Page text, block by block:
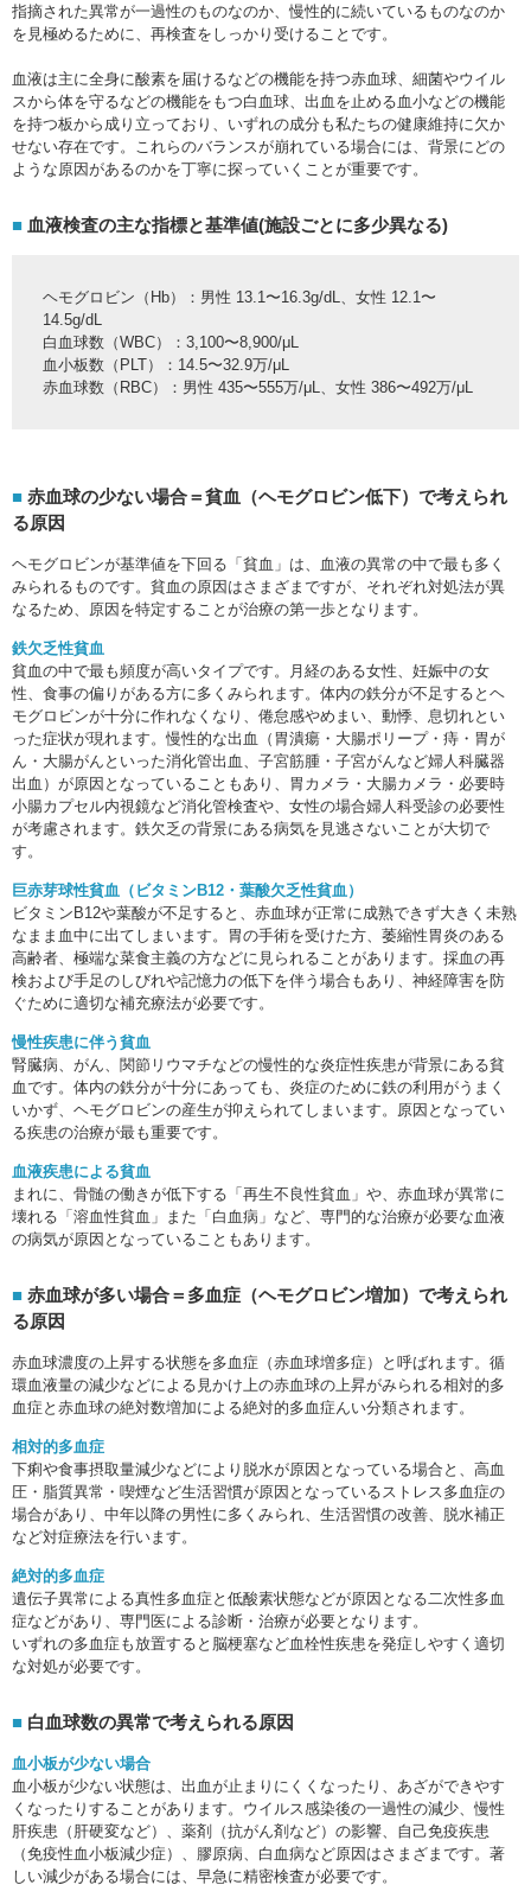
指摘された異常が一過性のものなのか、慢性的に続いているものなのか
を見極めるために、再検査をしっかり受けることです。
血液は主に全身に酸素を届けるなどの機能を持つ赤血球、細菌やウイル
スから体を守るなどの機能をもつ白血球、出血を止める血小などの機能
を持つ板から成り立っており、いずれの成分も私たちの健康維持に欠か
せない存在です。これらのバランスが崩れている場合には、背景にどの
ような原因があるのかを丁寧に探っていくことが重要です。
血液検査の主な指標と基準値(施設ごとに多少異なる)
ヘモグロビン（Hb）：男性 13.1〜16.3g/dL、女性 12.1〜
14.5g/dL
白血球数（WBC）：3,100〜8,900/μL
血小板数（PLT）：14.5〜32.9万/μL
赤血球数（RBC）：男性 435〜555万/μL、女性 386〜492万/μL
赤血球の少ない場合＝貧血（ヘモグロビン低下）で考えられ
る原因
ヘモグロビンが基準値を下回る「貧血」は、血液の異常の中で最も多く
みられるものです。貧血の原因はさまざまですが、それぞれ対処法が異
なるため、原因を特定することが治療の第一歩となります。
鉄欠乏性貧血
貧血の中で最も頻度が高いタイプです。月経のある女性、妊娠中の女
性、食事の偏りがある方に多くみられます。体内の鉄分が不足するとヘ
モグロビンが十分に作れなくなり、倦怠感やめまい、動悸、息切れとい
った症状が現れます。慢性的な出血（胃潰瘍・大腸ポリープ・痔・胃が
ん・大腸がんといった消化管出血、子宮筋腫・子宮がんなど婦人科臓器
出血）が原因となっていることもあり、胃カメラ・大腸カメラ・必要時
小腸カプセル内視鏡など消化管検査や、女性の場合婦人科受診の必要性
が考慮されます。鉄欠乏の背景にある病気を見逃さないことが大切で
す。
巨赤芽球性貧血（ビタミンB12・葉酸欠乏性貧血）
ビタミンB12や葉酸が不足すると、赤血球が正常に成熟できず大きく未熟
なまま血中に出てしまいます。胃の手術を受けた方、萎縮性胃炎のある
高齢者、極端な菜食主義の方などに見られることがあります。採血の再
検および手足のしびれや記憶力の低下を伴う場合もあり、神経障害を防
ぐために適切な補充療法が必要です。
慢性疾患に伴う貧血
腎臓病、がん、関節リウマチなどの慢性的な炎症性疾患が背景にある貧
血です。体内の鉄分が十分にあっても、炎症のために鉄の利用がうまく
いかず、ヘモグロビンの産生が抑えられてしまいます。原因となってい
る疾患の治療が最も重要です。
血液疾患による貧血
まれに、骨髄の働きが低下する「再生不良性貧血」や、赤血球が異常に
壊れる「溶血性貧血」また「白血病」など、専門的な治療が必要な血液
の病気が原因となっていることもあります。
赤血球が多い場合＝多血症（ヘモグロビン増加）で考えられ
る原因
赤血球濃度の上昇する状態を多血症（赤血球増多症）と呼ばれます。循
環血液量の減少などによる見かけ上の赤血球の上昇がみられる相対的多
血症と赤血球の絶対数増加による絶対的多血症んい分類されます。
相対的多血症
下痢や食事摂取量減少などにより脱水が原因となっている場合と、高血
圧・脂質異常・喫煙など生活習慣が原因となっているストレス多血症の
場合があり、中年以降の男性に多くみられ、生活習慣の改善、脱水補正
など対症療法を行います。
絶対的多血症
遺伝子異常による真性多血症と低酸素状態などが原因となる二次性多血
症などがあり、専門医による診断・治療が必要となります。
いずれの多血症も放置すると脳梗塞など血栓性疾患を発症しやすく適切
な対処が必要です。
白血球数の異常で考えられる原因
血小板が少ない場合
血小板が少ない状態は、出血が止まりにくくなったり、あざができやす
くなったりすることがあります。ウイルス感染後の一過性の減少、慢性
肝疾患（肝硬変など）、薬剤（抗がん剤など）の影響、自己免疫疾患
（免疫性血小板減少症）、膠原病、白血病など原因はさまざまです。著
しい減少がある場合には、早急に精密検査が必要です。